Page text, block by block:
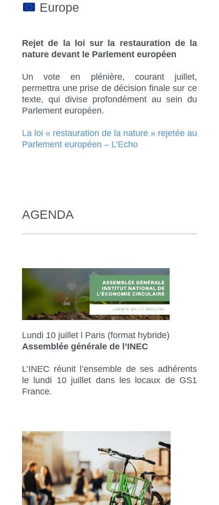
Europe
Rejet de la loi sur la restauration de la
nature devant le Parlement européen
Un vote en plénière, courant juillet,
permettra une prise de décision finale sur ce
texte, qui divise profondément au sein du
Parlement européen.
La loi « restauration de la nature » rejetée au
Parlement européen – L’Echo
AGENDA
Lundi 10 juillet l Paris (format hybride)
Assemblée générale de l’INEC
L’INEC réunit l’ensemble de ses adhérents
le lundi 10 juillet dans les locaux de GS1
France.